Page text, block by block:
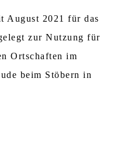
August 2021 für das
zur Nutzung für
Ortschaften im
beim Stöbern in